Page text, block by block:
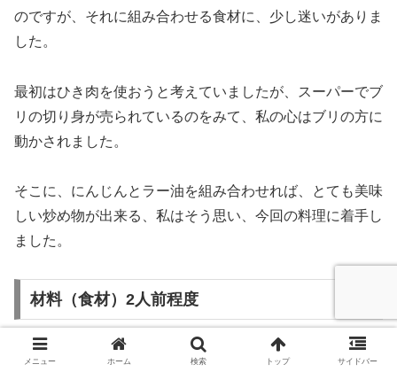
のですが、それに組み合わせる食材に、少し迷いがありま
した。
最初はひき肉を使おうと考えていましたが、スーパーでブ
リの切り身が売られているのをみて、私の心はブリの方に
動かされました。
そこに、にんじんとラー油を組み合わせれば、とても美味
しい炒め物が出来る、私はそう思い、今回の料理に着手し
ました。
材料（食材）2人前程度
メニュー ホーム 検索 トップ サイドバー